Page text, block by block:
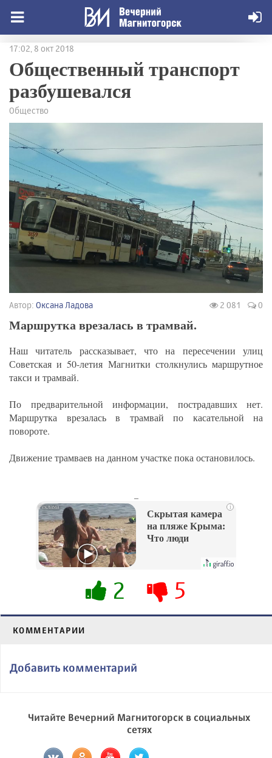
17:02, 8 окт 2018
Общественный транспорт
разбушевался
Общество
Автор: Оксана Ладова 2 081 0
Маршрутка врезалась в трамвай.
Наш читатель рассказывает, что на пересечении улиц
Советская и 50-летия Магнитки столкнулись маршрутное
такси и трамвай.
По предварительной информации, пострадавших нет.
Маршрутка врезалась в трамвай по касательной на
повороте.
Движение трамваев на данном участке пока остановилось.
i
Скрытая камера
на пляже Крыма:
Что люди
их не видят...
2 5
КОММЕНТАРИИ
Добавить комментарий
Читайте Вечерний Магнитогорск в социальных
сетях